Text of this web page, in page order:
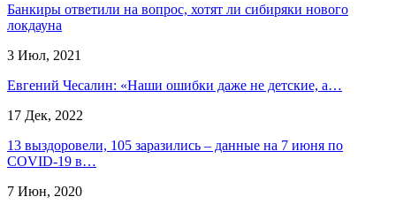
Банкиры ответили на вопрос, хотят ли сибиряки нового
локдауна
3 Июл, 2021
Евгений Чесалин: «Наши ошибки даже не детские, а…
17 Дек, 2022
13 выздоровели, 105 заразились – данные на 7 июня по
COVID-19 в…
7 Июн, 2020